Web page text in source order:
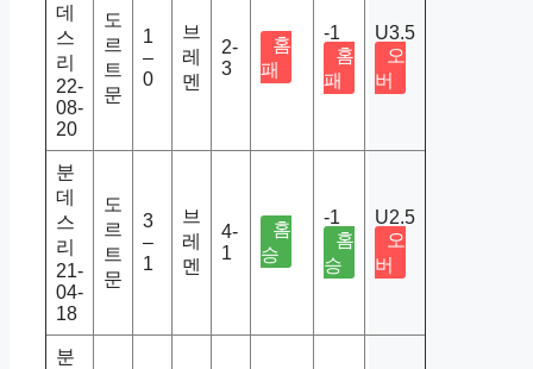
데
스
리
22-
08-
20
도
르
트
문
1
–
0
브
레
멘
2-
3
홈
패
-1
홈
패
U3.5
오
버
분
데
스
리
21-
04-
18
도
르
트
문
3
–
1
브
레
멘
4-
1
홈
승
-1
홈
승
U2.5
오
버
분